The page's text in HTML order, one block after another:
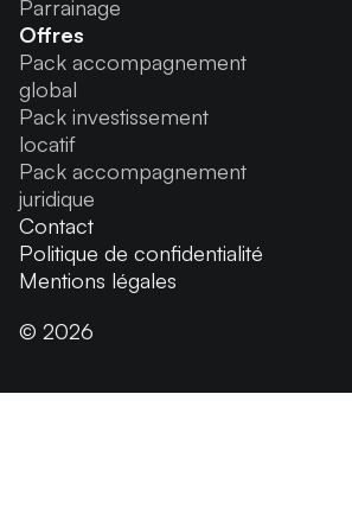
Parrainage
Offres
Pack accompagnement
global
Pack investissement
locatif
Pack accompagnement
juridique
© 2026
Contact
Politique de confidentialité
Mentions légales